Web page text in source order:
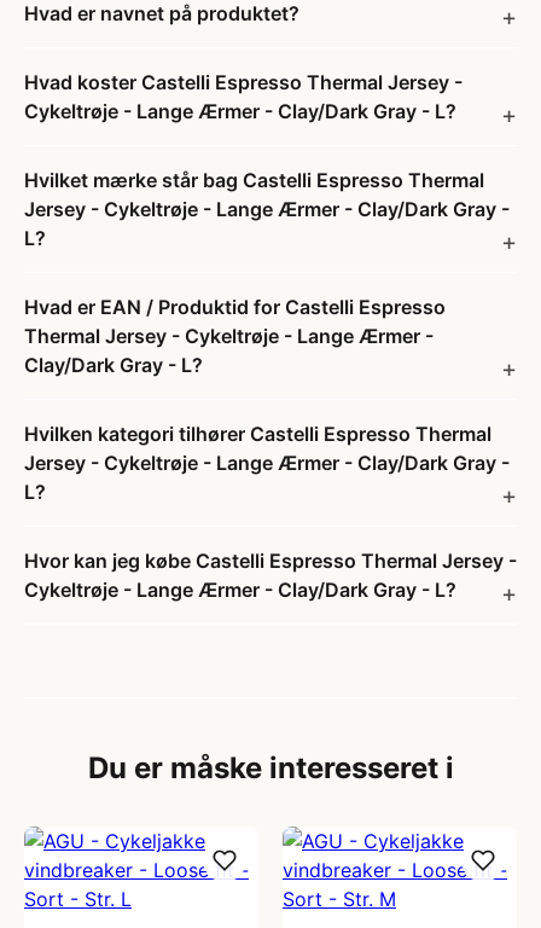
Hvad er navnet på produktet?
Hvad koster Castelli Espresso Thermal Jersey -
Cykeltrøje - Lange Ærmer - Clay/Dark Gray - L?
Hvilket mærke står bag Castelli Espresso Thermal
Jersey - Cykeltrøje - Lange Ærmer - Clay/Dark Gray -
L?
Hvad er EAN / Produktid for Castelli Espresso
Thermal Jersey - Cykeltrøje - Lange Ærmer -
Clay/Dark Gray - L?
Hvilken kategori tilhører Castelli Espresso Thermal
Jersey - Cykeltrøje - Lange Ærmer - Clay/Dark Gray -
L?
Hvor kan jeg købe Castelli Espresso Thermal Jersey -
Cykeltrøje - Lange Ærmer - Clay/Dark Gray - L?
Du er måske interesseret i